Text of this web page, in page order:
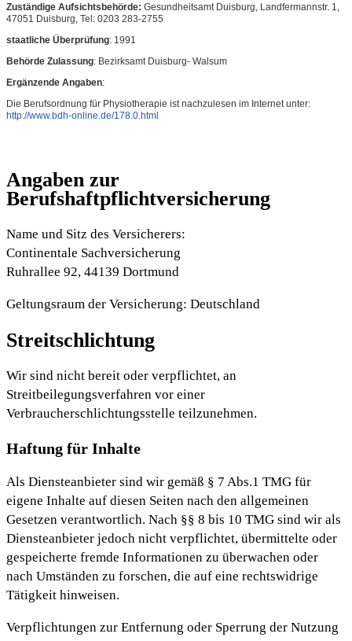
Zuständige Aufsichtsbehörde: Gesundheitsamt Duisburg, Landfermannstr. 1,
47051 Duisburg, Tel: 0203 283-2755
staatliche Überprüfung: 1991
Behörde Zulassung: Bezirksamt Duisburg- Walsum
Ergänzende Angaben:
Die Berufsordnung für Physiotherapie ist nachzulesen im Internet unter:
http://www.bdh-online.de/178.0.html
Angaben zur
Berufshaftpflichtversicherung
Name und Sitz des Versicherers:
Continentale Sachversicherung
Ruhrallee 92, 44139 Dortmund
Geltungsraum der Versicherung: Deutschland
Streitschlichtung
Wir sind nicht bereit oder verpflichtet, an
Streitbeilegungsverfahren vor einer
Verbraucherschlichtungsstelle teilzunehmen.
Haftung für Inhalte
Als Diensteanbieter sind wir gemäß § 7 Abs.1 TMG für
eigene Inhalte auf diesen Seiten nach den allgemeinen
Gesetzen verantwortlich. Nach §§ 8 bis 10 TMG sind wir als
Diensteanbieter jedoch nicht verpflichtet, übermittelte oder
gespeicherte fremde Informationen zu überwachen oder
nach Umständen zu forschen, die auf eine rechtswidrige
Tätigkeit hinweisen.
Verpflichtungen zur Entfernung oder Sperrung der Nutzung